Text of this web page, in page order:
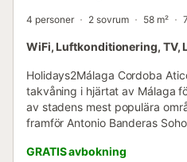
4 personer 2 sovrum 58 m²
WiFi, Luftkonditionering, TV,
Holidays2Málaga Cordoba
takvåning i hjärtat av Málaga
av stadens mest populära
framför Antonio Banderas
ligger på Cordoba-gatan och
GRATIS avbokning